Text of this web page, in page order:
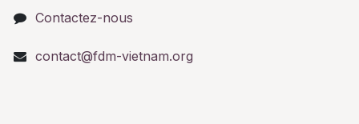
Contactez-nous
contact@fdm-vietnam.org